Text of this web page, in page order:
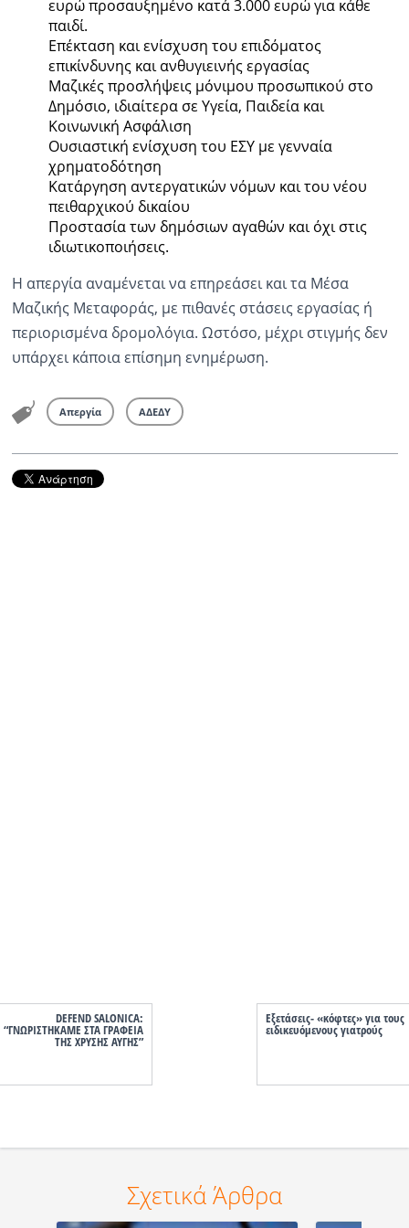
ευρώ προσαυξημένο κατά 3.000 ευρώ για κάθε
παιδί.
Επέκταση και ενίσχυση του επιδόματος
επικίνδυνης και ανθυγιεινής εργασίας
Μαζικές προσλήψεις μόνιμου προσωπικού στο
Δημόσιο, ιδιαίτερα σε Υγεία, Παιδεία και
Κοινωνική Ασφάλιση
Ουσιαστική ενίσχυση του ΕΣΥ με γενναία
χρηματοδότηση
Κατάργηση αντεργατικών νόμων και του νέου
πειθαρχικού δικαίου
Προστασία των δημόσιων αγαθών και όχι στις
ιδιωτικοποιήσεις.
Η απεργία αναμένεται να επηρεάσει και τα Μέσα
Μαζικής Μεταφοράς, με πιθανές στάσεις εργασίας ή
περιορισμένα δρομολόγια. Ωστόσο, μέχρι στιγμής δεν
υπάρχει κάποια επίσημη ενημέρωση.
Απεργία ΑΔΕΔΥ
DEFEND SALONICA:
“ΓΝΩΡΙΣΤΗΚΑΜΕ ΣΤΑ ΓΡΑΦΕΙΑ
ΤΗΣ ΧΡΥΣΗΣ ΑΥΓΗΣ”
Εξετάσεις- «κόφτες» για τους
ειδικευόμενους γιατρούς
Σχετικά Άρθρα